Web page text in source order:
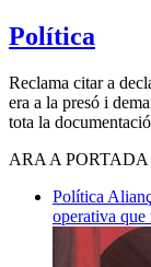
Política
Reclama citar a
era a la presó i
tota la
ARA A PORTADA
Política
operativa